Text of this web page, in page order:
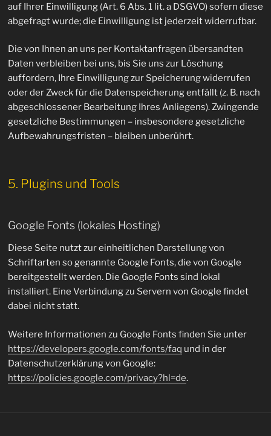
auf Ihrer Einwilligung (Art. 6 Abs. 1 lit. a DSGVO) sofern diese
abgefragt wurde; die Einwilligung ist jederzeit widerrufbar.
Die von Ihnen an uns per Kontaktanfragen übersandten
Daten verbleiben bei uns, bis Sie uns zur Löschung
auffordern, Ihre Einwilligung zur Speicherung widerrufen
oder der Zweck für die Datenspeicherung entfällt (z. B. nach
abgeschlossener Bearbeitung Ihres Anliegens). Zwingende
gesetzliche Bestimmungen – insbesondere gesetzliche
Aufbewahrungsfristen – bleiben unberührt.
5. Plugins und Tools
Google Fonts (lokales Hosting)
Diese Seite nutzt zur einheitlichen Darstellung von
Schriftarten so genannte Google Fonts, die von Google
bereitgestellt werden. Die Google Fonts sind lokal
installiert. Eine Verbindung zu Servern von Google findet
dabei nicht statt.
Weitere Informationen zu Google Fonts finden Sie unter
https://developers.google.com/fonts/faq und in der
Datenschutzerklärung von Google:
https://policies.google.com/privacy?hl=de.